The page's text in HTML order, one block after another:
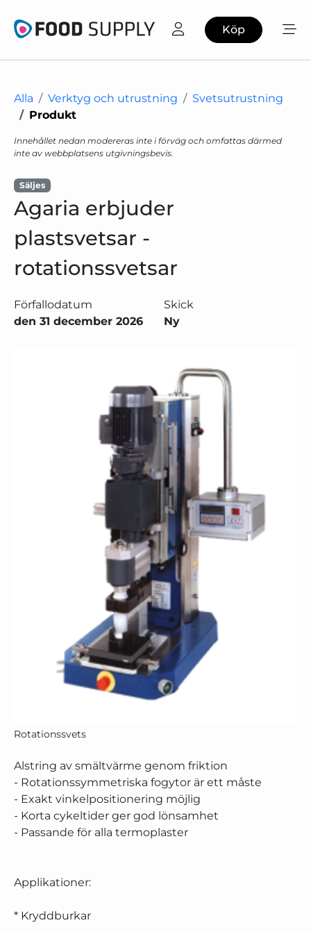
Köp
Alla Verktyg och utrustning
Svetsutrustning
Produkt
Innehållet nedan modereras inte i förväg och omfattas därmed
inte av webbplatsens utgivningsbevis.
Säljes
Agaria erbjuder
plastsvetsar -
rotationssvetsar
Förfallodatum
den 31 december 2026
Skick
Ny
Rotationssvets
Alstring av smältvärme genom friktion
- Rotationssymmetriska fogytor är ett måste
- Exakt vinkelpositionering möjlig
- Korta cykeltider ger god lönsamhet
- Passande för alla termoplaster
Applikationer:
* Kryddburkar